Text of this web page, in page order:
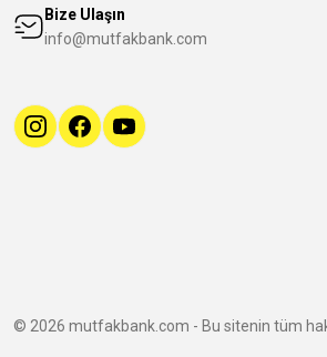
Bize Ulaşın
info@mutfakbank.com
© 2026 mutfakbank.com - Bu sitenin tüm